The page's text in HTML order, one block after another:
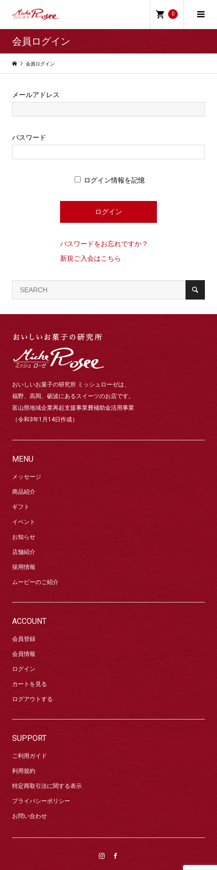
0
会員ログイン
会員ログイン
メールアドレス
パスワード
ログイン情報を記憶
パスワードをお忘れですか？
新規ご入会はこちら
おいしいお菓子の研究所 ミッシュローゼは、
福野、高岡、砺波にあるスイーツのお店です。
富山県地域企業再起支援事業費補助金活用事業
（令和3年1月14日作成）
MENU
メッセージ
商品紹介
ギフト
イベント
お知らせ
店舗紹介
採用情報
ムービーのご紹介
ACCOUNT
会員登録
会員情報
ログイン
カートを見る
ログアウトする
SUPPORT
ご利用ガイド
利用規約
特定商取引法に関する表示
プライバシーポリシー
お問い合わせ